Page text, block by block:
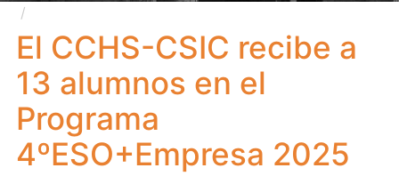
4ºESO+Empresa 2025
El CCHS-CSIC recibe a
13 alumnos en el
Programa
4ºESO+Empresa 2025